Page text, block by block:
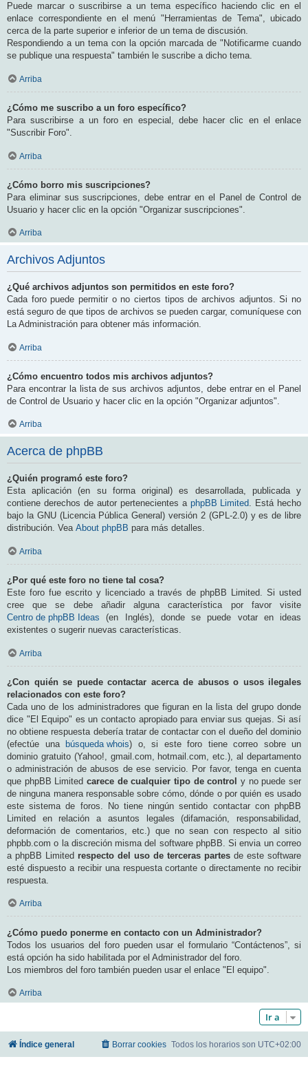
Puede marcar o suscribirse a un tema específico haciendo clic en el
enlace correspondiente en el menú "Herramientas de Tema", ubicado
cerca de la parte superior e inferior de un tema de discusión.
Respondiendo a un tema con la opción marcada de "Notificarme cuando
se publique una respuesta" también le suscribe a dicho tema.
Arriba
¿Cómo me suscribo a un foro específico?
Para suscribirse a un foro en especial, debe hacer clic en el enlace
"Suscribir Foro".
Arriba
¿Cómo borro mis suscripciones?
Para eliminar sus suscripciones, debe entrar en el Panel de Control de
Usuario y hacer clic en la opción "Organizar suscripciones".
Arriba
Archivos Adjuntos
¿Qué archivos adjuntos son permitidos en este foro?
Cada foro puede permitir o no ciertos tipos de archivos adjuntos. Si no
está seguro de que tipos de archivos se pueden cargar, comuníquese con
La Administración para obtener más información.
Arriba
¿Cómo encuentro todos mis archivos adjuntos?
Para encontrar la lista de sus archivos adjuntos, debe entrar en el Panel
de Control de Usuario y hacer clic en la opción "Organizar adjuntos".
Arriba
Acerca de phpBB
¿Quién programó este foro?
Esta aplicación (en su forma original) es desarrollada, publicada y
contiene derechos de autor pertenecientes a phpBB Limited. Está hecho
bajo la GNU (Licencia Pública General) versión 2 (GPL-2.0) y es de libre
distribución. Vea About phpBB para más detalles.
Arriba
¿Por qué este foro no tiene tal cosa?
Este foro fue escrito y licenciado a través de phpBB Limited. Si usted
cree que se debe añadir alguna característica por favor visite
Centro de phpBB Ideas (en Inglés), donde se puede votar en ideas
existentes o sugerir nuevas características.
Arriba
¿Con quién se puede contactar acerca de abusos o usos ilegales
relacionados con este foro?
Cada uno de los administradores que figuran en la lista del grupo donde
dice "El Equipo" es un contacto apropiado para enviar sus quejas. Si así
no obtiene respuesta debería tratar de contactar con el dueño del dominio
(efectúe una
búsqueda whois) o, si este foro tiene correo sobre un
dominio gratuito (Yahoo!, gmail.com, hotmail.com, etc.), al departamento
o administración de abusos de ese servicio. Por favor, tenga en cuenta
que phpBB Limited carece de cualquier tipo de control y no puede ser
de ninguna manera responsable sobre cómo, dónde o por quién es usado
este sistema de foros. No tiene ningún sentido contactar con phpBB
Limited en relación a asuntos legales (difamación, responsabilidad,
deformación de comentarios, etc.) que no sean con respecto al sitio
phpbb.com o la discreción misma del software phpBB. Si envia un correo
a phpBB Limited respecto del uso de terceras partes de este software
esté dispuesto a recibir una respuesta cortante o directamente no recibir
respuesta.
Arriba
¿Cómo puedo ponerme en contacto con un Administrador?
Todos los usuarios del foro pueden usar el formulario “Contáctenos”, si
está opción ha sido habilitada por el Administrador del foro.
Los miembros del foro también pueden usar el enlace "El equipo".
Arriba
Ir a
Índice general Todos los horarios son UTC+02:00
Borrar cookies